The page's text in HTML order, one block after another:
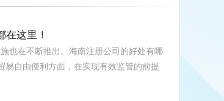
这里！
也在不断推出。海南注册公司的好处有哪
自由便利方面，在实现有效监管的前提